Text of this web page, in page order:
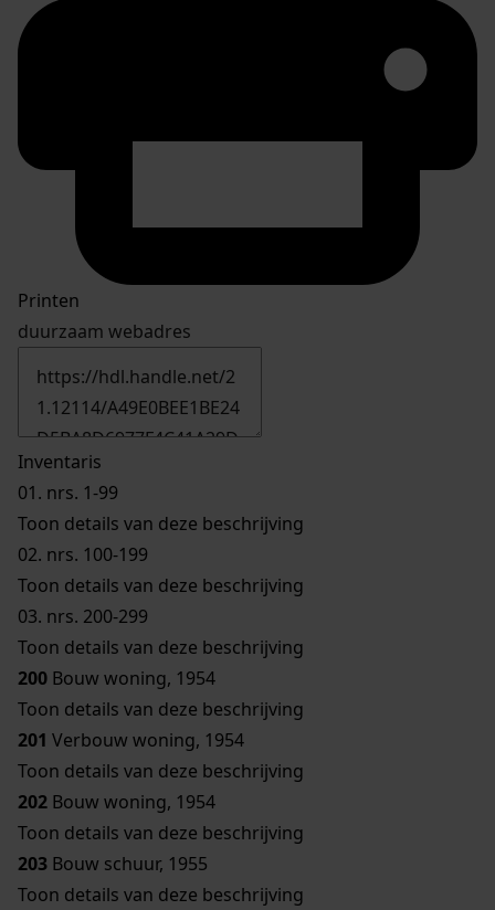
Printen
duurzaam webadres
Inventaris
01. nrs. 1-99
Toon details van deze beschrijving
02. nrs. 100-199
Toon details van deze beschrijving
03. nrs. 200-299
Toon details van deze beschrijving
200 Bouw woning, 1954
Toon details van deze beschrijving
201 Verbouw woning, 1954
Toon details van deze beschrijving
202 Bouw woning, 1954
Toon details van deze beschrijving
203 Bouw schuur, 1955
Toon details van deze beschrijving